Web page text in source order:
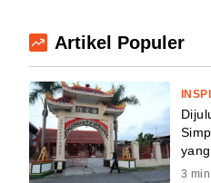
Artikel Populer
3 min